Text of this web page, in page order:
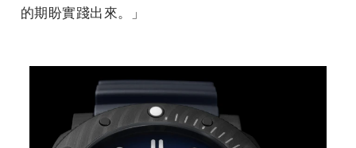
的期盼實踐出來。」